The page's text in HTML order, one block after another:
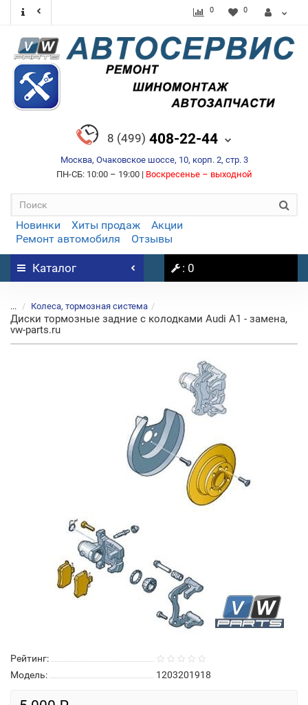
0 0
8 (499) 408-22-44
Москва, Очаковское шоссе, 10, корп. 2, стр. 3
ПН-СБ: 10:00 – 19:00 | Воскресенье – выходной
Новинки Хиты продаж
Акции
Ремонт автомобиля
Отзывы
Каталог : 0
... Колеса, тормозная система
Диски тормозные задние с колодками Audi A1 - замена,
vw-parts.ru
Рейтинг:
Модель:
1203201918